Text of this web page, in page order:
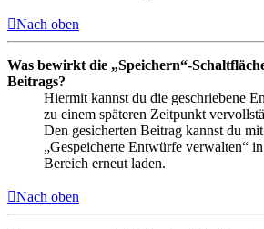
Nach oben
Was bewirkt die „Speichern“-
Beitrags?
Hiermit kannst du die geschriebene
zu einem späteren Zeitpunkt
Den gesicherten Beitrag kannst du
„Gespeicherte Entwürfe verwalten“
Bereich erneut laden.
Nach oben